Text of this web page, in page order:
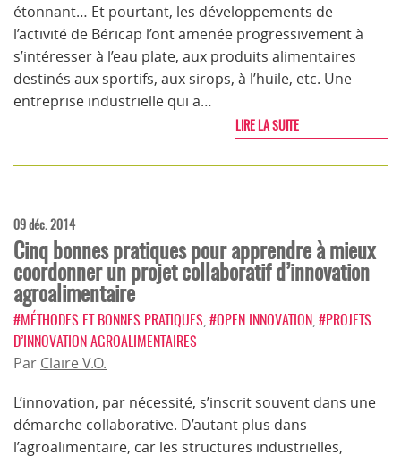
étonnant… Et pourtant, les développements de
l’activité de Béricap l’ont amenée progressivement à
s’intéresser à l’eau plate, aux produits alimentaires
destinés aux sportifs, aux sirops, à l’huile, etc. Une
entreprise industrielle qui a…
LIRE LA SUITE
09 déc. 2014
Cinq bonnes pratiques pour apprendre à mieux
coordonner un projet collaboratif d’innovation
agroalimentaire
#MÉTHODES ET BONNES PRATIQUES #OPEN INNOVATION #PROJETS
D’INNOVATION AGROALIMENTAIRES
Par Claire V.O.
L’innovation, par nécessité, s’inscrit souvent dans une
démarche collaborative. D’autant plus dans
l’agroalimentaire, car les structures industrielles,